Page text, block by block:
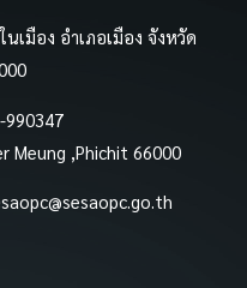
เมือง อำเภอเมือง จังหวัด
Meung ,Phichit 66000